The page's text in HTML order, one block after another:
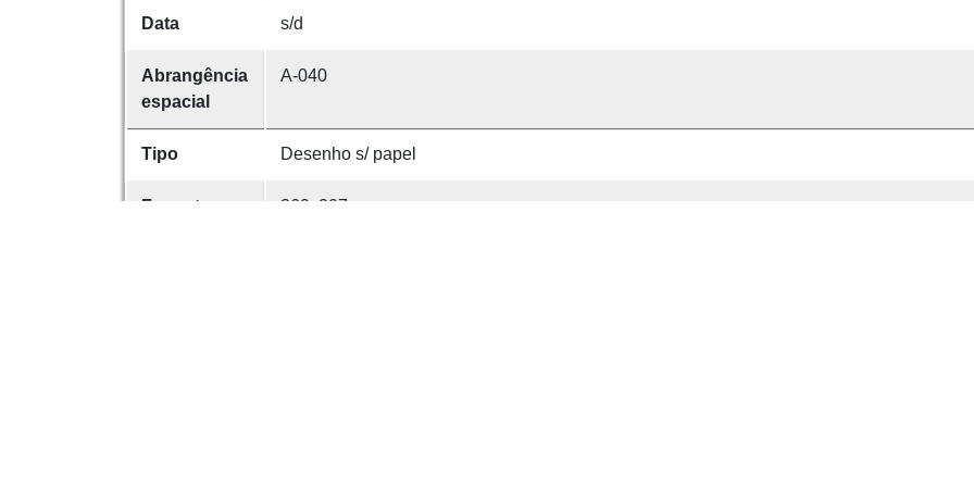
Data s/d
Abrangência
espacial
A-040
Tipo Desenho s/ papel
Formato 269x207 mm